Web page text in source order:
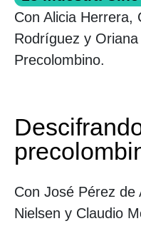
Con Alicia Herrera,
Rodríguez y
Precolombino.
Con José Pérez de
Nielsen y Claudio